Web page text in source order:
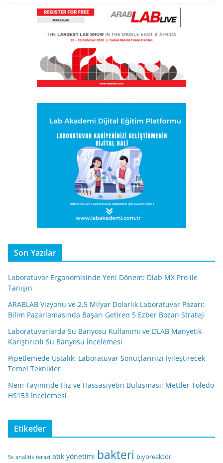
Son Yazılar
Laboratuvar Ergonomisinde Yeni Dönem: Dlab MX Pro ile
Tanışın
ARABLAB Vizyonu ve 2,5 Milyar Dolarlık Laboratuvar Pazarı:
Bilim Pazarlamasında Başarı Getiren 5 Ezber Bozan Strateji
Laboratuvarlarda Su Banyosu Kullanımı ve DLAB Manyetik
Karıştırıcılı Su Banyosu İncelemesi
Pipetlemede Ustalık: Laboratuvar Sonuçlarınızı İyileştirecek
Temel Teknikler
Nem Tayininde Hız ve Hassasiyetin Buluşması: Mettler Toledo
HS153 İncelemesi
Etiketler
5s analitik terazi atık yönetimi bakteri biyoreaktör